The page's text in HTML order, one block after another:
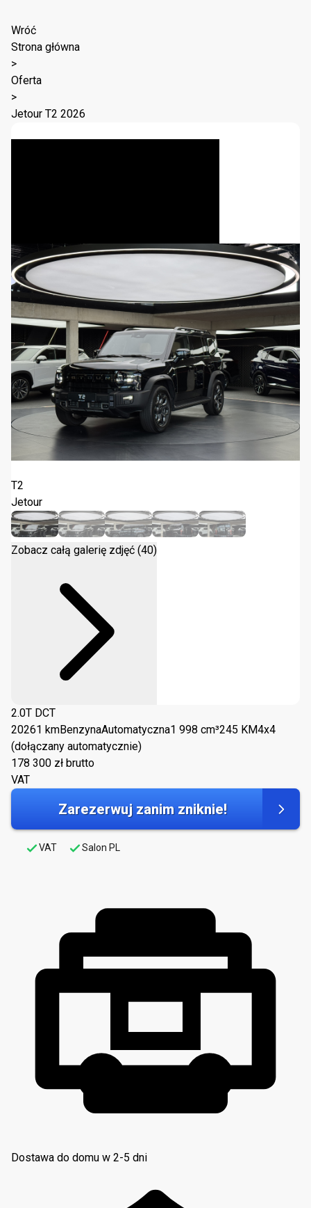
Wróć
Strona główna
>
Oferta
>
Jetour T2 2026
Jetour T2 2.0T DCT 2026
T2
Jetour
Zobacz całą galerię zdjęć (40)
2.0T DCT
20261 kmBenzynaAutomatyczna1 998 cm³245 KM4x4
(dołączany automatycznie)
178 300 zł brutto
VAT
Zarezerwuj zanim zniknie!
VAT Salon PL
Dostawa do domu w 2-5 dni